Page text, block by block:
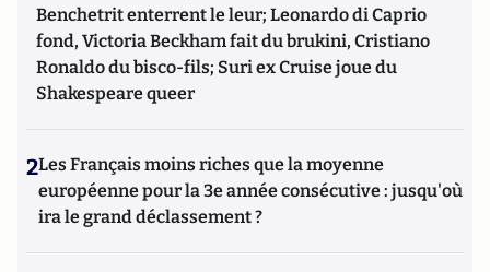
Benchetrit enterrent le leur; Leonardo di Caprio
fond, Victoria Beckham fait du brukini, Cristiano
Ronaldo du bisco-fils; Suri ex Cruise joue du
Shakespeare queer
2Les Français moins riches que la moyenne
européenne pour la 3e année consécutive : jusqu'où
ira le grand déclassement ?